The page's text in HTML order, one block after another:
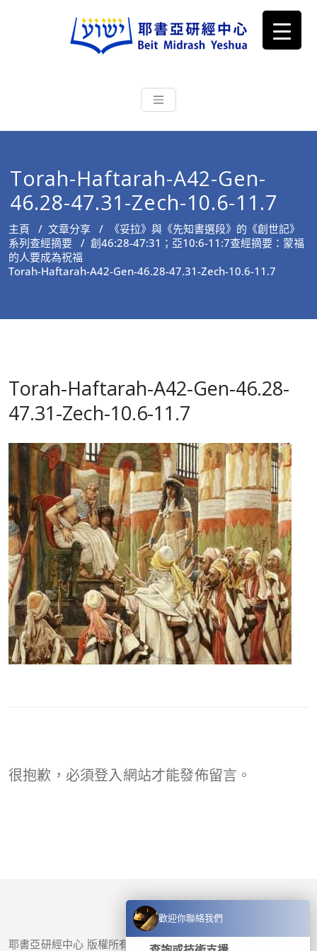
耶書亞研經中心
根源明白聖經，成為更好的門徒
Torah-Haftarah-A42-Gen-
46.28-47.31-Zech-10.6-11.7
主頁 / 文章分享 /
《妥拉》與《先知書選段》的《創世記》
系列查經摘要 / 創46:28-47:31；亞10:6-11:7查經摘要：蒙福
的人要成為祝福
Torah-Haftarah-A42-Gen-46.28-47.31-Zech-10.6-11.7
Torah-Haftarah-A42-Gen-46.28-
47.31-Zech-10.6-11.7
很抱歉，必須登入網站才能發佈留言。
耶書亞研經中心 版權所有 © 2017-2026
歡迎你聯絡我們